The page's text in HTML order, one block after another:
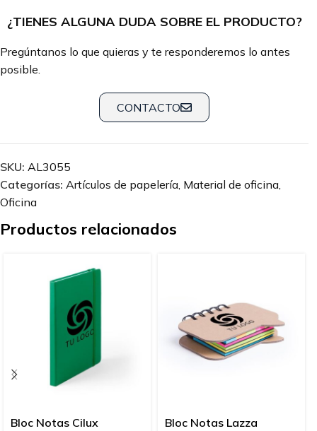
¿TIENES ALGUNA DUDA SOBRE EL PRODUCTO?
Pregúntanos lo que quieras y te responderemos lo antes
posible.
CONTACTO
SKU: AL3055
Categorías: Artículos de papelería, Material de oficina,
Oficina
Productos relacionados
Bloc Notas Cilux Bloc Notas Lazza